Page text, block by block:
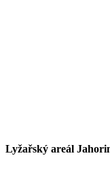
Lyžařský areál